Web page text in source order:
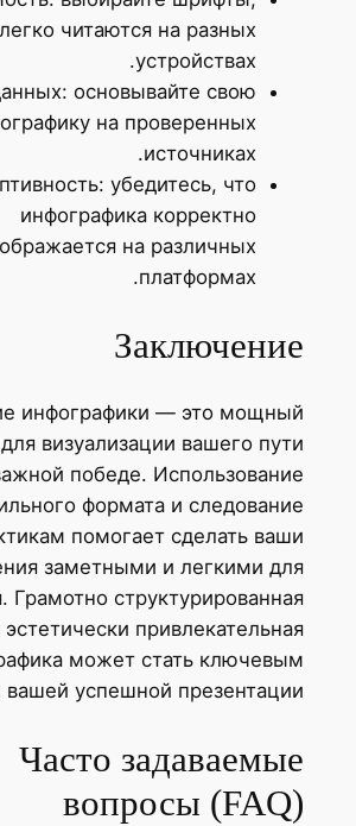
читаются на разных
устройствах.
основывайте свою
на проверенных
источниках.
убедитесь, что
инфографика корректно
на различных
платформах.
Заключение
инфографики — это мощный
визуализации вашего пути
победе. Использование
формата и следование
помогает сделать ваши
заметными и легкими для
Грамотно структурированная
эстетически привлекательная
может стать ключевым
успешной презентации.
Часто задаваемые
вопросы (FAQ)